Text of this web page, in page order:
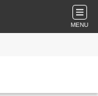
MENU